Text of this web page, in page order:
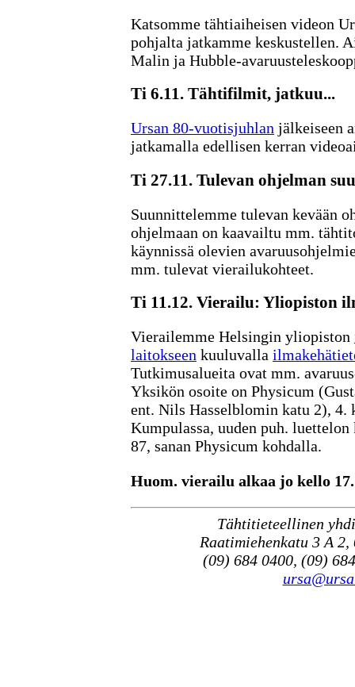
Katsomme tähtiaiheisen videon
pohjalta jatkamme keskustellen.
Malin ja Hubble-
Ti 6.11. Tähtifilmit, jatkuu...
Ursan 80-vuotisjuhlan jälkeiseen
jatkamalla edellisen kerran
Ti 27.11. Tulevan ohjelman
Suunnittelemme tulevan kevään
ohjelmaan on kaavailtu mm.
käynnissä olevien
mm. tulevat vierailukohteet.
Ti 11.12. Vierailu: Yliopiston
Vierailemme Helsingin yliopiston
laitokseen kuuluvalla
Tutkimusalueita ovat mm.
Yksikön osoite on Physicum
ent. Nils Hasselblomin katu 2), 4.
Kumpulassa, uuden puh.
87, sanan Physicum kohdalla.
Huom. vierailu alkaa jo kello 17.
Tähtitieteellinen
Raatimiehenkatu 3 A
(09) 684 0400, (09)